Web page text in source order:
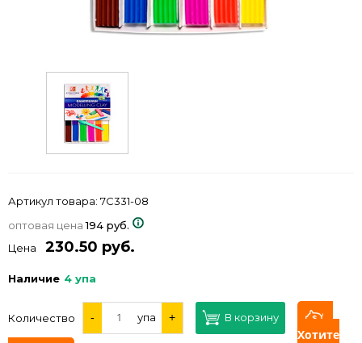
Артикул товара: 7С331-08
оптовая цена194 руб.
Цена
230.50 руб.
Наличие 4 упа
Количество - упа + В корзину
Хотите